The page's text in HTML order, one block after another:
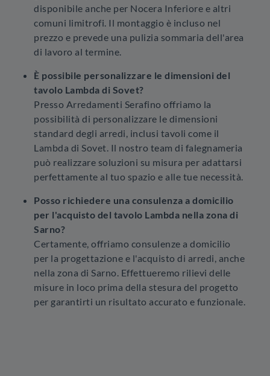
disponibile anche per Nocera Inferiore e altri
comuni limitrofi. Il montaggio è incluso nel
prezzo e prevede una pulizia sommaria dell'area
di lavoro al termine.
È possibile personalizzare le dimensioni del
tavolo Lambda di Sovet?
Presso Arredamenti Serafino offriamo la
possibilità di personalizzare le dimensioni
standard degli arredi, inclusi tavoli come il
Lambda di Sovet. Il nostro team di falegnameria
può realizzare soluzioni su misura per adattarsi
perfettamente al tuo spazio e alle tue necessità.
Posso richiedere una consulenza a domicilio
per l'acquisto del tavolo Lambda nella zona di
Sarno?
Certamente, offriamo consulenze a domicilio
per la progettazione e l'acquisto di arredi, anche
nella zona di Sarno. Effettueremo rilievi delle
misure in loco prima della stesura del progetto
per garantirti un risultato accurato e funzionale.